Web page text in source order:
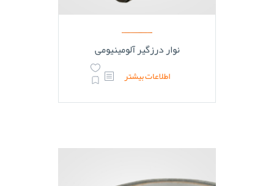
نوار درزگیر آلومینیومی
اطلاعات بیشتر